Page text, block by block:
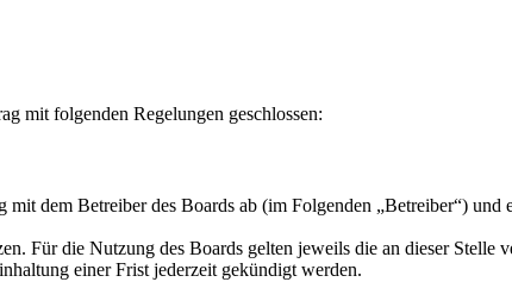
mit folgenden Regelungen geschlossen:
dem Betreiber des Boards ab (im Folgenden „Betreiber“) und
Für die Nutzung des Boards gelten jeweils die an dieser Stelle
einer Frist jederzeit gekündigt werden.